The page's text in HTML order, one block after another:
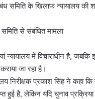
समिति के खिलाफ न्यायालय की
से संबंधित मामला
न्यायालय में विचाराधीन है, जबकि
जा रहा है।
निरीक्षक प्रकाश सिंह ने कहा
हुई है, लेकिन यदि चुनाव प्रक्रिया